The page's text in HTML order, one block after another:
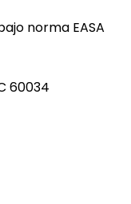
norma EASA
60034